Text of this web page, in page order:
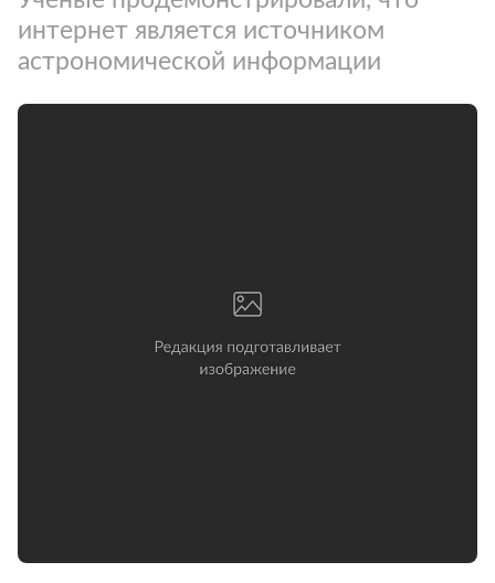
интернет является источником
астрономической информации